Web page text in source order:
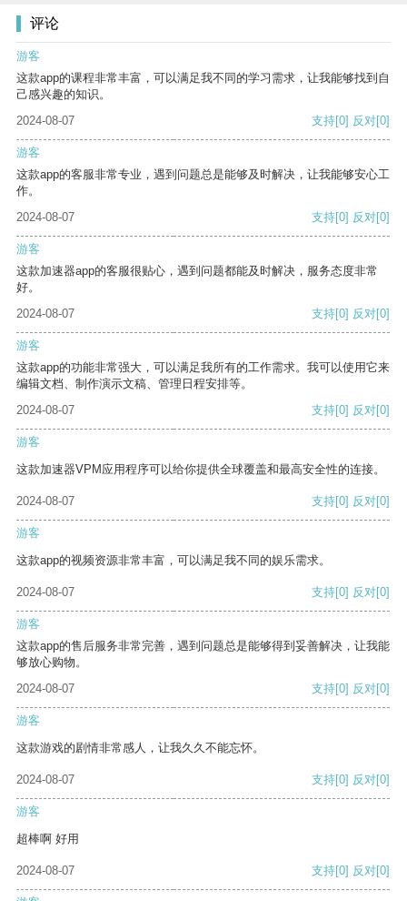
评论
游客
这款app的课程非常丰富，可以满足我不同的学习需求，让我能够找到自
己感兴趣的知识。
2024-08-07
支持[0] 反对[0]
游客
这款app的客服非常专业，遇到问题总是能够及时解决，让我能够安心工
作。
2024-08-07
支持[0] 反对[0]
游客
这款加速器app的客服很贴心，遇到问题都能及时解决，服务态度非常
好。
2024-08-07
支持[0] 反对[0]
游客
这款app的功能非常强大，可以满足我所有的工作需求。我可以使用它来
编辑文档、制作演示文稿、管理日程安排等。
2024-08-07
支持[0] 反对[0]
游客
这款加速器VPM应用程序可以给你提供全球覆盖和最高安全性的连接。
2024-08-07 支持[0] 反对[0]
游客
这款app的视频资源非常丰富，可以满足我不同的娱乐需求。
2024-08-07 支持[0] 反对[0]
游客
这款app的售后服务非常完善，遇到问题总是能够得到妥善解决，让我能
够放心购物。
2024-08-07
支持[0] 反对[0]
游客
这款游戏的剧情非常感人，让我久久不能忘怀。
2024-08-07 支持[0] 反对[0]
游客
超棒啊 好用
2024-08-07 支持[0] 反对[0]